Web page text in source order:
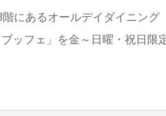
にあるオールデイダイニン
ブッフェ」を金～日曜・祝日限